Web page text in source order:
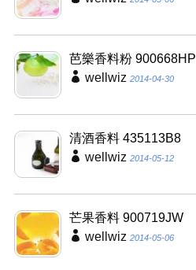
芭樂香料粉 900668HP
wellwiz 2014-04-30
清酒香料 435113B8
wellwiz 2014-05-12
芒果香料 900719JW
wellwiz 2014-05-06